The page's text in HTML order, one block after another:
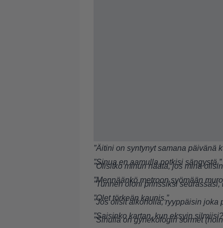
”Äitini on syntynyt samana päivänä
”Sinua en aamulla potkisi sängystä.”
”Olisitko minun näätä, jos minä
”Mennäänkö metroon syömään
”Tunnen oloni prinssiksi
”Olet törkeän kaunis.”
”Jos olisit alkoholia, ryyppäisin joka
”Saisinko kartan, kun eksyin
”Sinulla on gynekologin sormet